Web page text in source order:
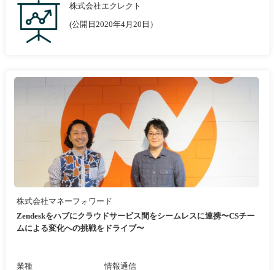
株式会社エクレクト
(公開日2020年4月20日）
株式会社マネーフォワード
Zendeskをハブにクラウドサービス間をシームレスに連携〜CSチー
ムによる変化への挑戦をドライブ〜
業種 情報通信